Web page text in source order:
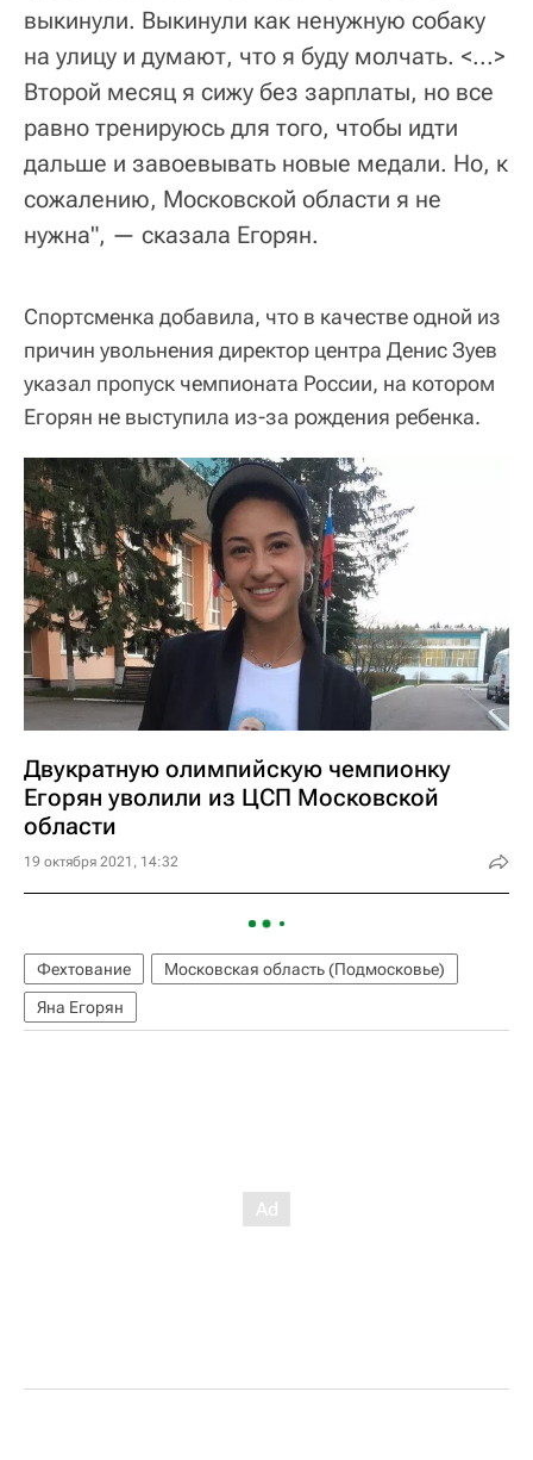
выкинули. Выкинули как ненужную собаку
на улицу и думают, что я буду молчать. <...>
Второй месяц я сижу без зарплаты, но все
равно тренируюсь для того, чтобы идти
дальше и завоевывать новые медали. Но, к
сожалению, Московской области я не
нужна", — сказала Егорян.
Спортсменка добавила, что в качестве одной из
причин увольнения директор центра Денис Зуев
указал пропуск чемпионата России, на котором
Егорян не выступила из-за рождения ребенка.
Двукратную олимпийскую чемпионку
Егорян уволили из ЦСП Московской
области
19 октября 2021, 14:32
Фехтование
Московская область (Подмосковье)
Яна Егорян